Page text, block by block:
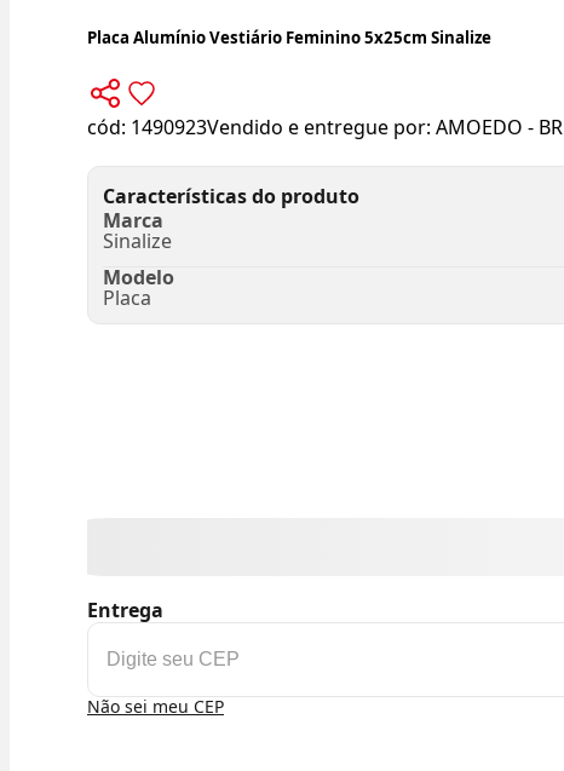
Placa Alumínio Vestiário Feminino 5x25cm Sinalize
cód: 1490923Vendido e entregue por: AMOEDO - BR
Características do produto
Marca
Sinalize
Modelo
Placa
Entrega
Não sei meu CEP